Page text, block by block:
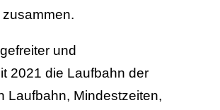
und
2021 die Laufbahn der
Laufbahn, Mindestzeiten,